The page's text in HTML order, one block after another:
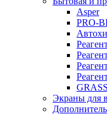
Asper
PRO-
Экраны для